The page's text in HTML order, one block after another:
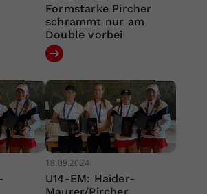
Formstarke Pircher
schrammt nur am
Double vorbei
18.09.2024
U14-EM: Haider-